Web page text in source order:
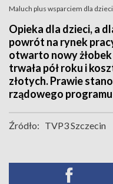
Maluch plus wsparciem dla
Opieka dla dzieci, a
powrót na rynek
otwarto nowy
trwała pół roku i
złotych. Prawie
rządowego
Źródło: TVP3 Szczecin